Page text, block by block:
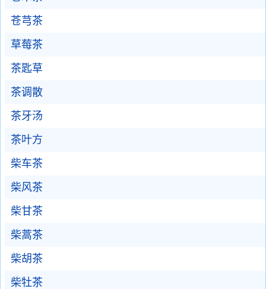
苍芎茶
草莓茶
茶匙草
茶调散
茶牙汤
茶叶方
柴车茶
柴风茶
柴甘茶
柴蒿茶
柴胡茶
柴牡茶